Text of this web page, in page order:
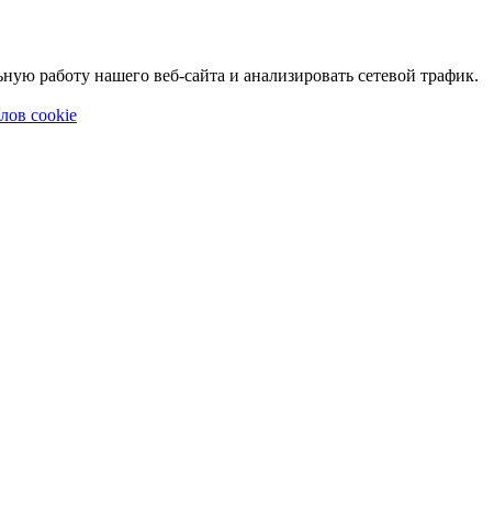
работу нашего веб-сайта и анализировать сетевой трафик.
cookie